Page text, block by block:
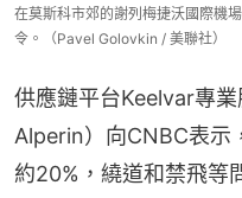
在莫斯科市郊的謝列梅捷沃國際機
令。（Pavel Golovkin / 美聯社）
供應鏈平台Keelvar專
Alperin）向CNBC表示
約20%，繞道和禁飛等